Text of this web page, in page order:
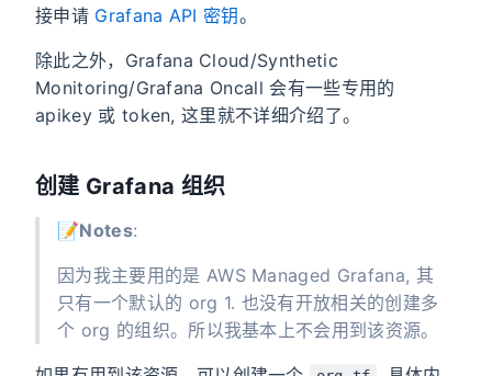
接申请 Grafana API 密钥。
除此之外，Grafana Cloud/Synthetic
Monitoring/Grafana Oncall 会有一些专用的
apikey 或 token, 这里就不详细介绍了。
创建 Grafana 组织
📝Notes:
因为我主要用的是 AWS Managed Grafana, 其
只有一个默认的 org 1. 也没有开放相关的创建多
个 org 的组织。所以我基本上不会用到该资源。